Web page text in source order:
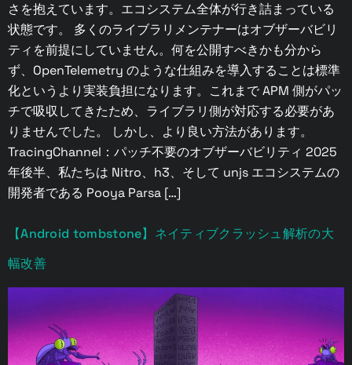
さを抱えています。エコシステム全体が行き詰まっている
状態です。 多くのライブラリメンテナーはオブザーバビリ
ティを前提にしていません。何を公開すべきかも分から
ず、OpenTelemetry のような仕組みを導入することは標準
化というより実装負担になります。これまで APM 側がパッ
チで吸収してきたため、ライブラリ側が対応する必要があ
りませんでした。 しかし、より良い方法があります。
TracingChannel：パッチ不要のオブザーバビリティ 2025
年後半、私たちは Nitro、h3、そして unjs エコシステムの
開発者である Pooya Parsa […]
【Android tombstone】ネイティブクラッシュ解析の大
幅改善